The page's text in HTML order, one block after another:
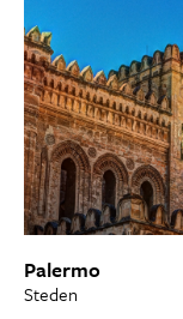
Palermo
Steden